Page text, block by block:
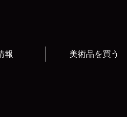
報
美術品を買う